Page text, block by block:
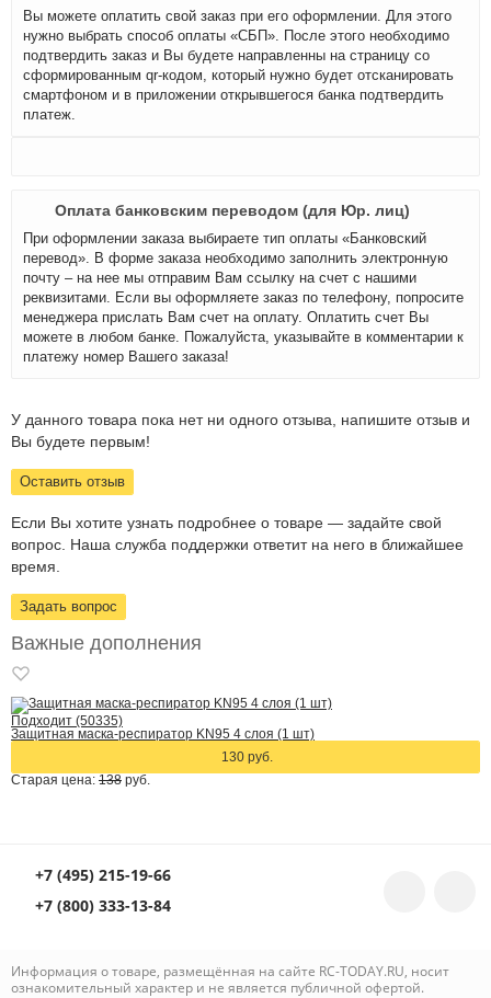
Вы можете оплатить свой заказ при его оформлении. Для этого
нужно выбрать способ оплаты «СБП». После этого необходимо
подтвердить заказ и Вы будете направленны на страницу со
сформированным qr-кодом, который нужно будет отсканировать
смартфоном и в приложении открывшегося банка подтвердить
платеж.
Оплата банковским переводом (для Юр. лиц)
При оформлении заказа выбираете тип оплаты «Банковский
перевод». В форме заказа необходимо заполнить электронную
почту – на нее мы отправим Вам ссылку на счет с нашими
реквизитами. Если вы оформляете заказ по телефону, попросите
менеджера прислать Вам счет на оплату. Оплатить счет Вы
можете в любом банке. Пожалуйста, указывайте в комментарии к
платежу номер Вашего заказа!
У данного товара пока нет ни одного отзыва, напишите отзыв и
Вы будете первым!
Оставить отзыв
Если Вы хотите узнать подробнее о товаре — задайте свой
вопрос. Наша служба поддержки ответит на него в ближайшее
время.
Задать вопрос
Важные дополнения
Подходит (50335)
Защитная маска-респиратор KN95 4 слоя (1 шт)
130 руб.
Старая цена: 138 руб.
+7 (495) 215-19-66
+7 (800) 333-13-84
Информация о товаре, размещённая на сайте RC-TODAY.RU, носит
ознакомительный характер и не является публичной офертой.